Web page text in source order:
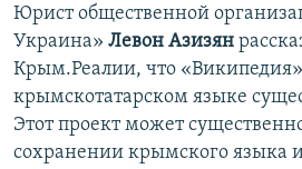
Юрист общественной
Украина» Левон Азизян
Крым.Реалии, что
крымскотатарском языке
Этот проект может
сохранении крымского языка